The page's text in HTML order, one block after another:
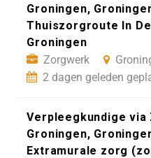
Groningen,
Thuiszorgroute In
Groningen
Zorgwerk
2 dagen geleden
Verpleegkundige via
Groningen,
Extramurale zorg